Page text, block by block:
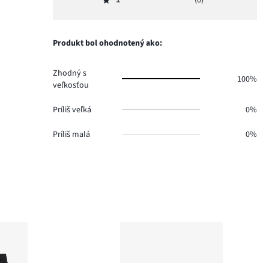
0.
Hodnotenie
hlasov
Produkt bol ohodnotený ako:
Zhodný s
veľkosťou
100%
Príliš veľká 0%
Príliš malá 0%